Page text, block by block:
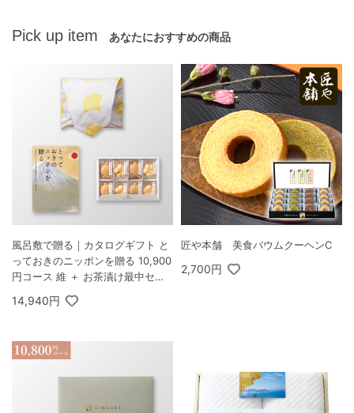
Pick up item あなたにおすすめの商品
風呂敷で贈る｜カタログギフト と
っておきのニッポンを贈る 10,900
円コース 維 ＋ お茶漬け最中セッ
14,940円
匠や本舗 美食バウムクーヘンC
2,700円